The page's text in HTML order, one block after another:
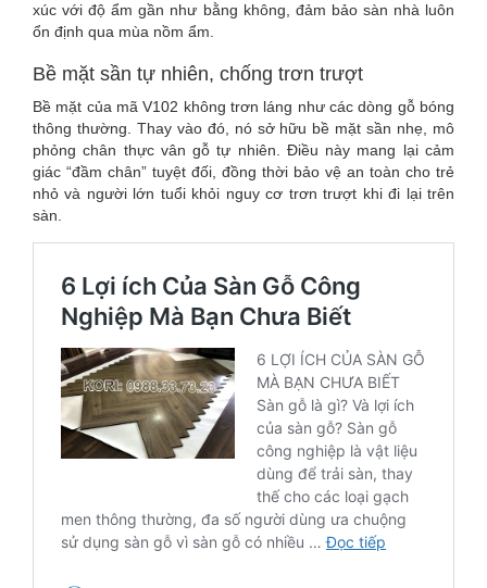
xúc với độ ẩm gần như bằng không, đảm bảo sàn nhà luôn
ổn định qua mùa nồm ẩm.
Bề mặt sần tự nhiên, chống trơn trượt
Bề mặt của mã V102 không trơn láng như các dòng gỗ bóng
thông thường. Thay vào đó, nó sở hữu bề mặt sần nhẹ, mô
phỏng chân thực vân gỗ tự nhiên. Điều này mang lại cảm
giác “đầm chân” tuyệt đối, đồng thời bảo vệ an toàn cho trẻ
nhỏ và người lớn tuổi khỏi nguy cơ trơn trượt khi đi lại trên
sàn.